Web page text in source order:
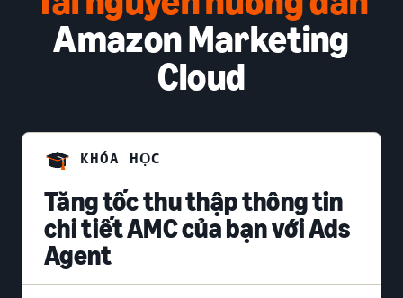
Amazon Marketing
Cloud
KHÓA HỌC
Tăng tốc thu thập thông tin
chi tiết AMC của bạn với Ads
Agent